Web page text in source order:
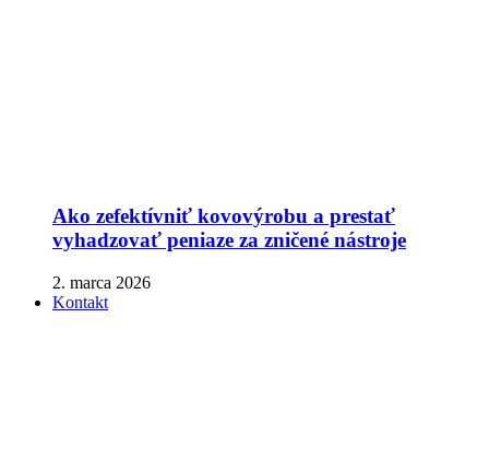
Ako zefektívniť kovovýrobu a prestať
vyhadzovať peniaze za zničené nástroje
2. marca 2026
Kontakt